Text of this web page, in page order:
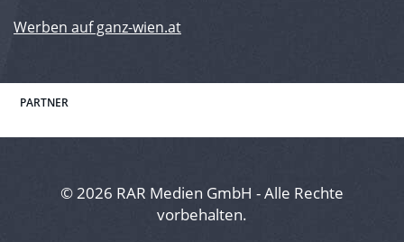
Werben auf ganz-wien.at
PARTNER
© 2026 RAR Medien GmbH - Alle Rechte
vorbehalten.